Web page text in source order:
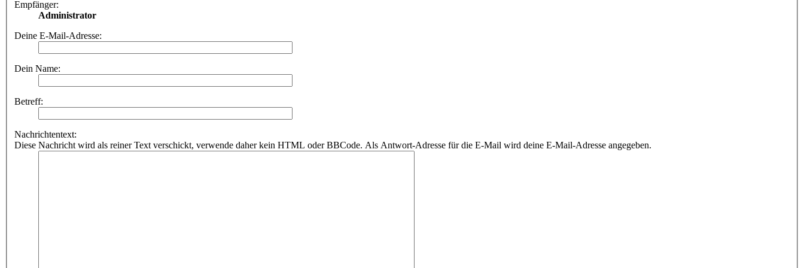
Empfänger:
Administrator
Deine E-Mail-Adresse:
Dein Name:
Betreff:
Nachrichtentext:
Diese Nachricht wird als reiner Text verschickt, verwende daher kein HTML oder BBCode. Als Antwort-Adresse für die E-Mail wird deine E-Mail-Adresse angegeben.